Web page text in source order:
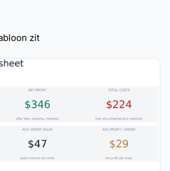
zit